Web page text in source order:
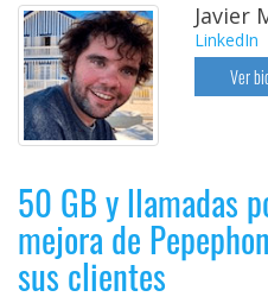
Javier
LinkedIn
Ver
50 GB y llamadas
mejora de
sus clientes